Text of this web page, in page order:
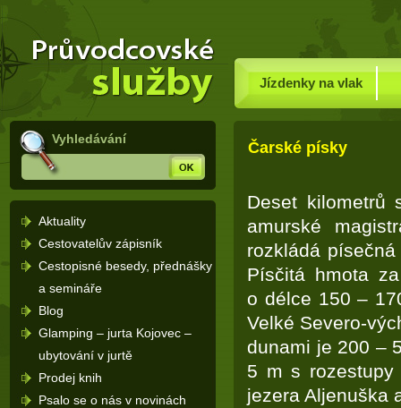
stránka
navigaci)
Čarské písky
Deset kilometrů
amurské
rozkládá
Písčitá hmota
o délce 150 –
Velké Severo-
dunami je 200 –
5 m s
jezera Aljenuška
Aktuality
Cestovatelův zápisník
Cestopisné besedy, přednášky
a semináře
Blog
Glamping – jurta Kojovec –
ubytování v jurtě
Prodej knih
Psalo se o nás v novinách
Vyhledávání
Hledej
Jízdenky na vlak